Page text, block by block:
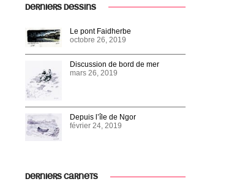
DERNIERS DESSINS
Le pont Faidherbe
octobre 26, 2019
Discussion de bord de mer
mars 26, 2019
Depuis l’île de Ngor
février 24, 2019
DERNIERS CARNETS